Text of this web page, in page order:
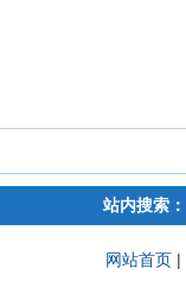
站内搜索：
网站首页 |